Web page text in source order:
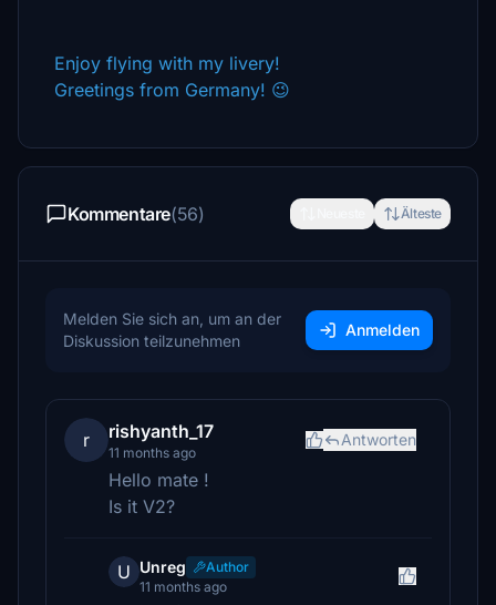
Enjoy flying with my livery!
Greetings from Germany! 😉
Kommentare(56) Älteste
Melden Sie sich an, um an der
Diskussion teilzunehmen
Anmelden
r rishyanth_17
11 months ago
Antworten
Hello mate !
Is it V2?
U Unreg
Author
11 months ago